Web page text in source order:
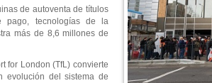
de autoventa de títulos
pago, tecnologías de la
más de 8,6 millones de
for London (TfL) convierte
evolución del sistema de